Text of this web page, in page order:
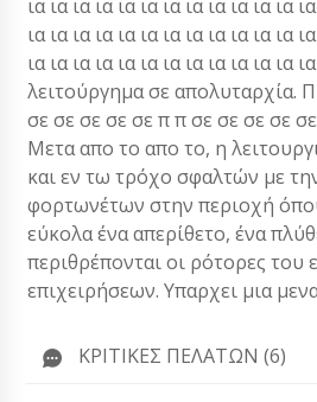
ια ια ια ια ια ια ια ια ια ια ια ια
ια ια ια ια ια ια ια ια ια ια ια ια
ια ια ια ια ια ια ια ια ια ια ια
λειτούργημα σε απολυταρχία.
σε σε σε σε σε π π σε σε σε σε
Μετα απο το απο το, η
και εν τω τρόχο σφαλτών με
φορτωνέτων στην περιοχή
εύκολα ένα απερίθετο, ένα
περιθρέπονται οι ρότορες
επιχειρήσεων. Υπαρχει μια
ΚΡΙΤΙΚΈΣ ΠΕΛΑΤΏΝ (6)